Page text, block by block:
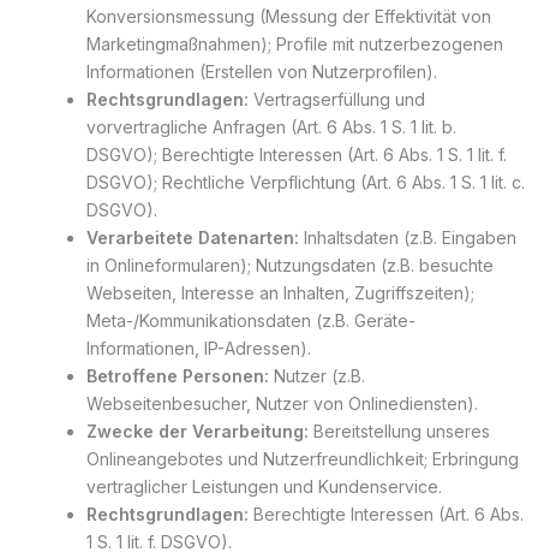
Konversionsmessung (Messung der Effektivität von
Marketingmaßnahmen); Profile mit nutzerbezogenen
Informationen (Erstellen von Nutzerprofilen).
Rechtsgrundlagen: Vertragserfüllung und
vorvertragliche Anfragen (Art. 6 Abs. 1 S. 1 lit. b.
DSGVO); Berechtigte Interessen (Art. 6 Abs. 1 S. 1 lit. f.
DSGVO); Rechtliche Verpflichtung (Art. 6 Abs. 1 S. 1 lit. c.
DSGVO).
Verarbeitete Datenarten: Inhaltsdaten (z.B. Eingaben
in Onlineformularen); Nutzungsdaten (z.B. besuchte
Webseiten, Interesse an Inhalten, Zugriffszeiten);
Meta-/Kommunikationsdaten (z.B. Geräte-
Informationen, IP-Adressen).
Betroffene Personen: Nutzer (z.B.
Webseitenbesucher, Nutzer von Onlinediensten).
Zwecke der Verarbeitung: Bereitstellung unseres
Onlineangebotes und Nutzerfreundlichkeit; Erbringung
vertraglicher Leistungen und Kundenservice.
Rechtsgrundlagen: Berechtigte Interessen (Art. 6 Abs.
1 S. 1 lit. f. DSGVO).